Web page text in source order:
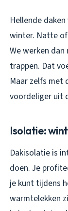
Hellende
winter. Natte of
We werken
trappen. Dat
Maar zelfs met
voordeliger uit
Isolatie:
Dakisolatie is
doen. Je
je kunt tijdens
warmtelekken